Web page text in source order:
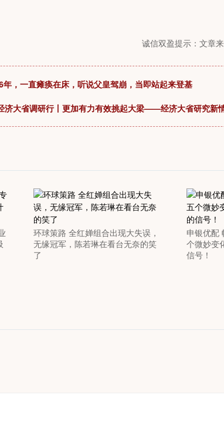
诚信双盈提示：文章
，一直瘫痪在床，听说父皇驾崩，当即站起来登基
济大省调研行丨更加有力有效挑起大梁——经济大省研究新
环球策路 全红婵组合出现大失误，
无缘冠军，陈若琳在看台无奈的笑
了
申银优配
个微妙变
信号！